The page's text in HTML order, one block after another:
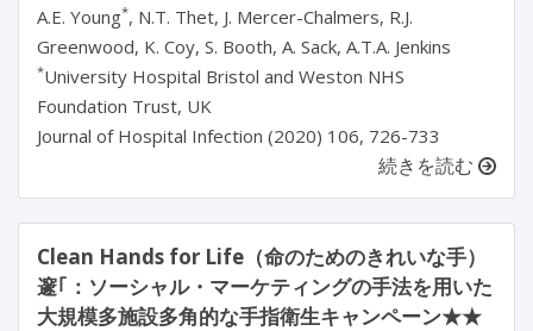
A.E. Young*, N.T. Thet, J. Mercer-Chalmers, R.J.
Greenwood, K. Coy, S. Booth, A. Sack, A.T.A. Jenkins
*University Hospital Bristol and Weston NHS
Foundation Trust, UK
Journal of Hospital Infection (2020) 106, 726-733
続きを読む
Clean Hands for Life（命のためのきれいな手）
邃｢：ソーシャル・マーケティングの手法を用いた
大規模多施設多角的な手指衛生キャンペーン★★